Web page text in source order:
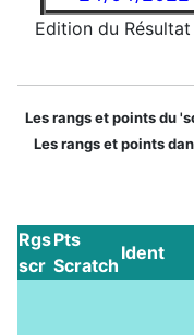
Edition du
Les rangs et points du
Les rangs et points
Rgs
scr
Pts
Scratch
Ident